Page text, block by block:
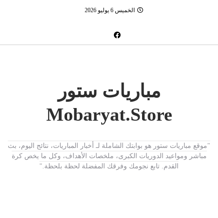
الخميس 6 يوليو 2026
مباريات ستور
Mobaryat.Store
"موقع مباريات ستور هو بوابتك الشاملة لـ أخبار المباريات، نتائج اليوم، بث
مباشر ومواعيد الدوريات الكبرى، ملخصات الأهداف، وكل ما يخص كرة
القدم. تابع نجومك وفرقك المفضلة لحظة بلحظة."